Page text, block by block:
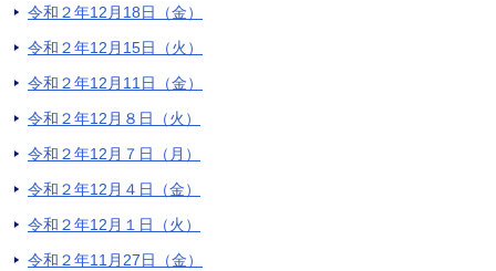
令和２年12月18日（金）
令和２年12月15日（火）
令和２年12月11日（金）
令和２年12月８日（火）
令和２年12月７日（月）
令和２年12月４日（金）
令和２年12月１日（火）
令和２年11月27日（金）